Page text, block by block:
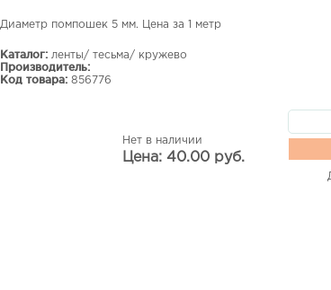
Диаметр помпошек 5 мм. Цена за 1 метр
Каталог: ленты/ тесьма/ кружево
Производитель:
Код товара: 856776
Нет в наличии
Цена: 40.00 руб.